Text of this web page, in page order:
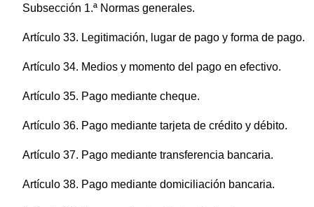
Subsección 1.ª Normas generales.
Artículo 33. Legitimación, lugar de pago y forma de pago.
Artículo 34. Medios y momento del pago en efectivo.
Artículo 35. Pago mediante cheque.
Artículo 36. Pago mediante tarjeta de crédito y débito.
Artículo 37. Pago mediante transferencia bancaria.
Artículo 38. Pago mediante domiciliación bancaria.